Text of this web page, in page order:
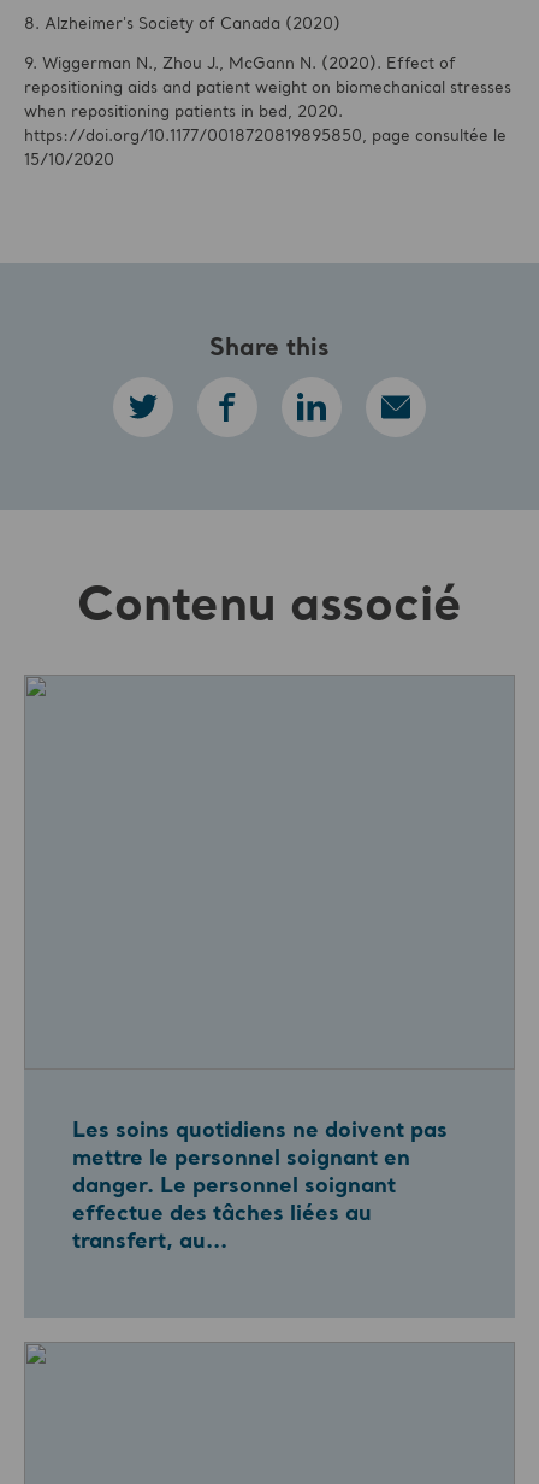
8. Alzheimer's Society of Canada (2020)
9. Wiggerman N., Zhou J., McGann N. (2020). Effect of
repositioning aids and patient weight on biomechanical stresses
when repositioning patients in bed, 2020.
https://doi.org/10.1177/0018720819895850, page consultée le
15/10/2020
Share this
Contenu associé
Les soins quotidiens ne doivent pas
mettre le personnel soignant en
danger. Le personnel soignant
effectue des tâches liées au
transfert, au...